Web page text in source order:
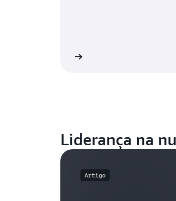
Liderança na
Artigo